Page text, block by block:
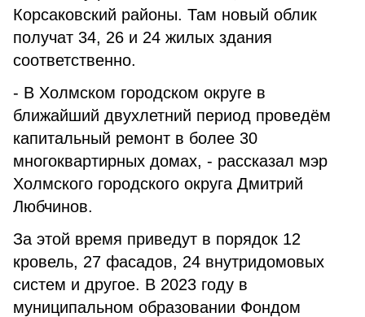
Корсаковский районы. Там новый облик
получат 34, 26 и 24 жилых здания
соответственно.
- В Холмском городском округе в
ближайший двухлетний период проведём
капитальный ремонт в более 30
многоквартирных домах, - рассказал мэр
Холмского городского округа Дмитрий
Любчинов.
За этой время приведут в порядок 12
кровель, 27 фасадов, 24 внутридомовых
систем и другое. В 2023 году в
муниципальном образовании Фондом